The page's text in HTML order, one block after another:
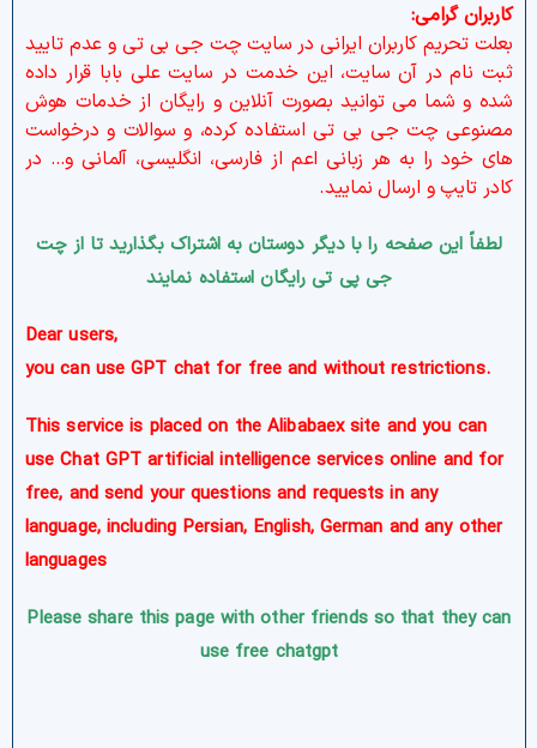
خرید تتر ارزان
مشاوره خدمات مالی
کاربران گرامی:
بعلت تحریم کاربران ایرانی در سایت چت جی بی تی و عدم تایید
ثبت نام در آن سایت، این خدمت در سایت علی بابا قرار داده
شده و شما می توانید بصورت آنلاین و رایگان از خدمات هوش
مصنوعی چت جی بی تی استفاده کرده، و سوالات و درخواست
های خود را به هر زبانی اعم از فارسی، انگلیسی، آلمانی و… در
کادر تایپ و ارسال نمایید.
لطفاً این صفحه را با دیگر دوستان به اشتراک بگذارید تا از چت
جی پی تی رایگان استفاده نمایند
,Dear users
.
you can use GPT chat for free and without restrictions
This service is placed on the Alibabaex site and you can
use Chat GPT artificial intelligence services online and for
free, and send your questions and requests in any
language, including Persian, English, German and any other
languages
Please share this page with other friends so that they can
use free chatgpt